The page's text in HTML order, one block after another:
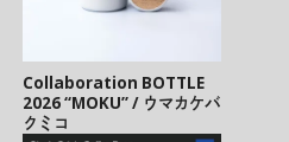
Collaboration BOTTLE
2026 “MOKU” / ウマカケバ
クミコ